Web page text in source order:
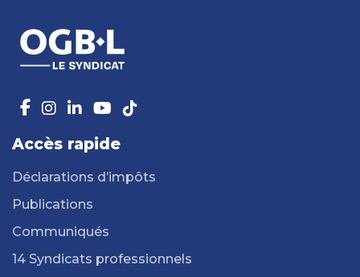
Accès rapide
Déclarations d’impôts
Publications
Communiqués
14 Syndicats professionnels